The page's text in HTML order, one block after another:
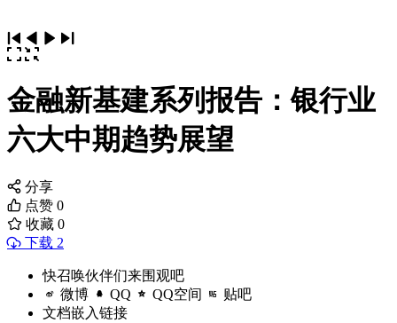
金融新基建系列报告：银行业
六大中期趋势展望
分享
点赞 0
收藏 0
下载 2
快召唤伙伴们来围观吧
微博 QQ QQ空间 贴吧
文档嵌入链接